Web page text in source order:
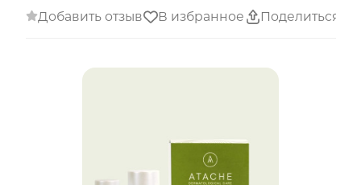
Добавить отзыв В избранное Поделиться